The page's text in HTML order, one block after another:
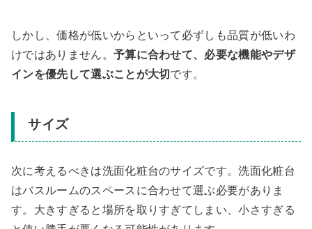
しかし、価格が低いからといって必ずしも品質が低いわ
けではありません。 予算に合わせて、必要な機能やデザ
インを優先して選ぶことが大切 です。
サイズ
次に考えるべきは洗面化粧台のサイズです。洗面化粧台
はバスルームのスペースに合わせて選ぶ必要がありま
す。大きすぎると場所を取りすぎてしまい、小さすぎる